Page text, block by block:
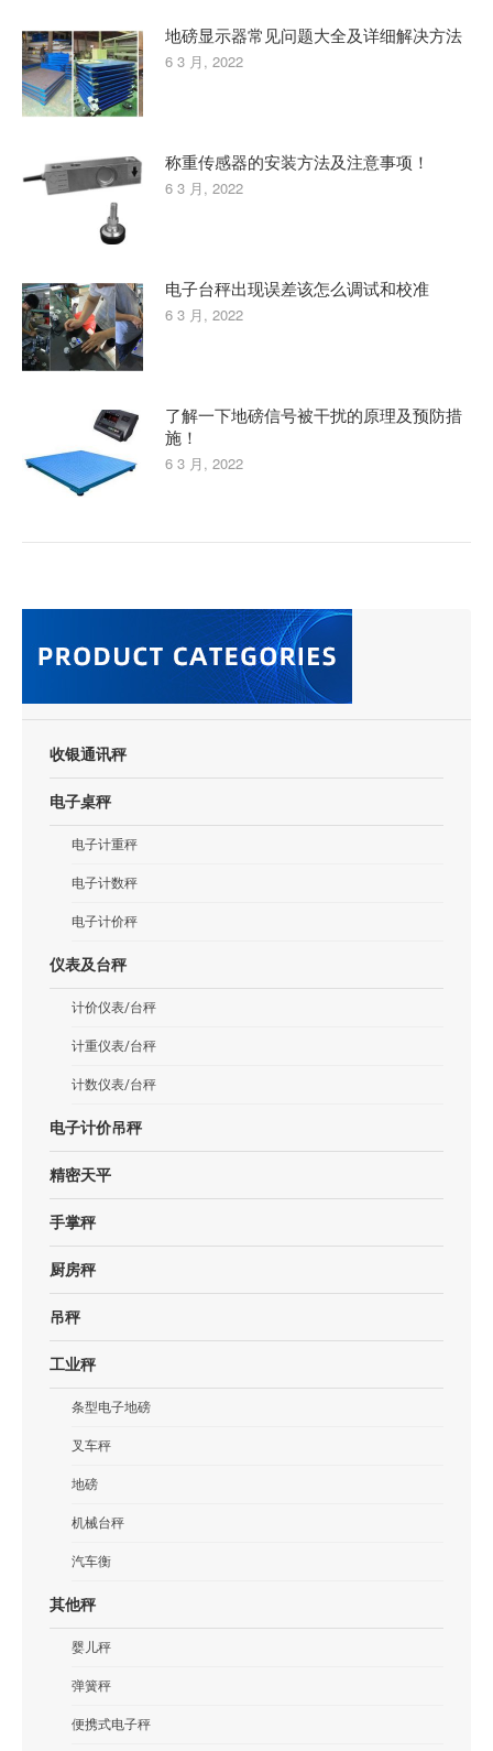
地磅显示器常见问题大全及详细解决方法
6 3 月, 2022
称重传感器的安装方法及注意事项！
6 3 月, 2022
电子台秤出现误差该怎么调试和校准
6 3 月, 2022
了解一下地磅信号被干扰的原理及预防措
施！
6 3 月, 2022
收银通讯秤
电子桌秤
电子计重秤
电子计数秤
电子计价秤
仪表及台秤
计价仪表/台秤
计重仪表/台秤
计数仪表/台秤
电子计价吊秤
精密天平
手掌秤
厨房秤
吊秤
工业秤
条型电子地磅
叉车秤
地磅
机械台秤
汽车衡
其他秤
婴儿秤
弹簧秤
便携式电子秤